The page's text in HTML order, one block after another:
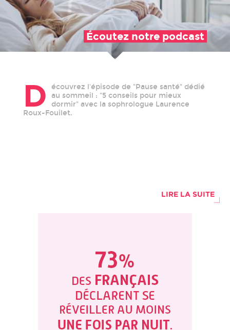
Écoutez notre podcast
D
écouvrez l'épisode de "Pause santé" dédié
au sommeil : "5 conseils pour mieux
dormir" avec la sophrologue Laurence
Roux-Fouilet.
LIRE LA SUITE